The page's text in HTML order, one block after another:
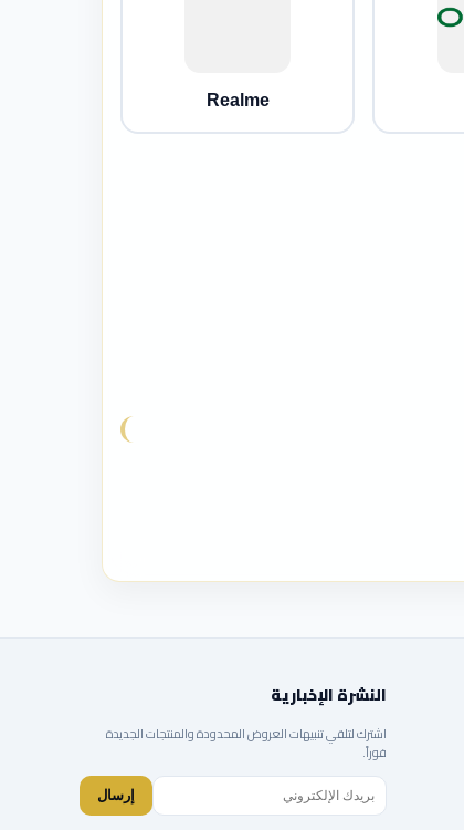
Realme
النشرة الإخبارية
اشترك لتلقي تنبيهات العروض المحدودة والمنتجات الجديدة
فوراً.
إرسال